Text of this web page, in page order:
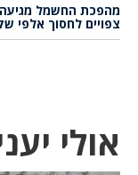
מהפכת החשמל מגיעה
צפויים לחסוך אלפי
אולי